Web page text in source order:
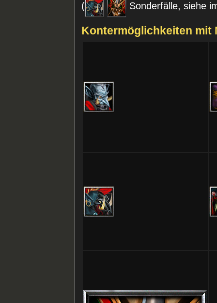
( Sonderfälle, siehe
Kontermöglichkeiten mit